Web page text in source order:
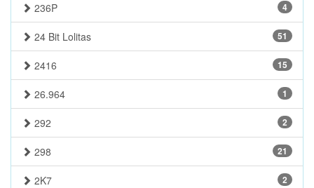
4
236P
51
24 Bit Lolitas
15
2416
1
26.964
2
292
21
298
2
2K7